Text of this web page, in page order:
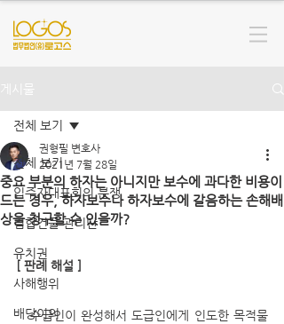
게시물
전체 보기
입주자대표회의 분쟁
집합건물 관리단
유치권
사해행위
배당이의
전체 보기
중요 부분의 하자는 아니지만 보수에 과다한 비용이
드는 경우, 하자보수나 하자보수에 갈음하는 손해배
상을 청구할 수 있을까?
권형필 변호사
2021년 7월 28일
[ 판례 해설 ]
   수급인이 완성해서 도급인에게 인도한 목적물